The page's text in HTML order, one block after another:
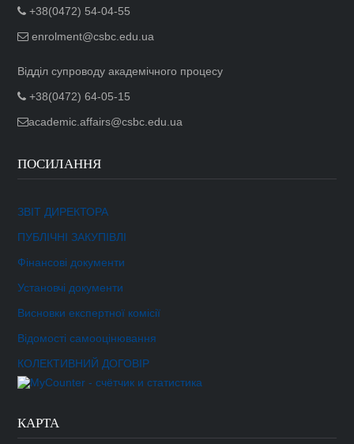
+38(0472) 54-04-55
enrolment@csbc.edu.ua
Відділ супроводу академічного процесу
+38(0472) 64-05-15
academic.affairs@csbc.edu.ua
ПОСИЛАННЯ
ЗВІТ ДИРЕКТОРА
ПУБЛІЧНІ ЗАКУПІВЛІ
Фінансові документи
Установчі документи
Висновки експертної комісії
Відомості самооцінювання
КОЛЕКТИВНИЙ ДОГОВІР
КАРТА